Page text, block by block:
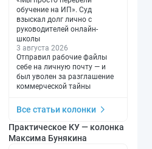
обучение на ИП». Суд
взыскал долг лично с
руководителей онлайн-
школы
3 августа 2026
Отправил рабочие файлы
себе на личную почту — и
был уволен за разглашение
коммерческой тайны
Все статьи колонки
Практическое КУ — колонка
Максима Бунякина